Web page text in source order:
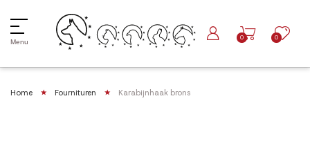
Menu
0 0
Home Fournituren Karabijnhaak brons